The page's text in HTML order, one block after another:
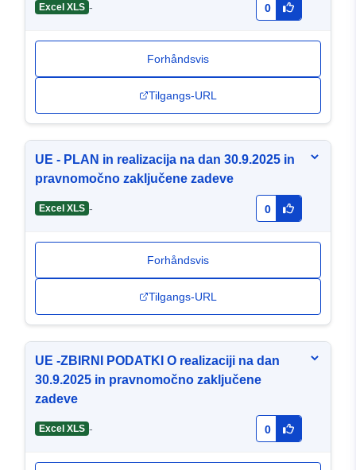
Excel XLS - 0
Forhåndsvis
Tilgangs-URL
UE - PLAN in realizacija na dan 30.9.2025 in
pravnomočno zaključene zadeve
Excel XLS - 0
Forhåndsvis
Tilgangs-URL
UE -ZBIRNI PODATKI O realizaciji na dan
30.9.2025 in pravnomočno zaključene
zadeve
Excel XLS - 0